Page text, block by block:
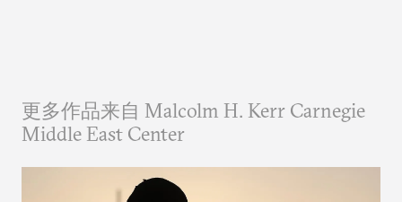
更多作品来自 Malcolm H. Kerr Carnegie
Middle East Center